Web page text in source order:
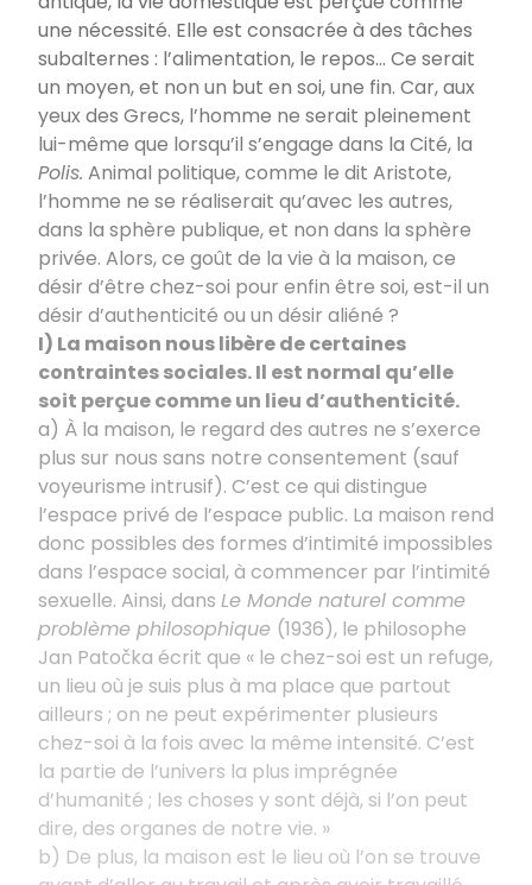
une nécessité. Elle est consacrée à des tâches
subalternes : l’alimentation, le repos… Ce serait
un moyen, et non un but en soi, une fin. Car, aux
yeux des Grecs, l’homme ne serait pleinement
lui-même que lorsqu’il s’engage dans la Cité, la
Polis. Animal politique, comme le dit Aristote,
l’homme ne se réaliserait qu’avec les autres,
dans la sphère publique, et non dans la sphère
privée. Alors, ce goût de la vie à la maison, ce
désir d’être chez-soi pour enfin être soi, est-il un
désir d’authenticité ou un désir aliéné ?
I) La maison nous libère de certaines
contraintes sociales. Il est normal qu’elle
soit perçue comme un lieu d’authenticité.
a) À la maison, le regard des autres ne s’exerce
plus sur nous sans notre consentement (sauf
voyeurisme intrusif). C’est ce qui distingue
l’espace privé de l’espace public. La maison rend
donc possibles des formes d’intimité impossibles
dans l’espace social, à commencer par l’intimité
sexuelle. Ainsi, dans Le Monde naturel comme
problème philosophique (1936), le philosophe
Jan Patočka écrit que « le chez-soi est un refuge,
un lieu où je suis plus à ma place que partout
ailleurs ; on ne peut expérimenter plusieurs
chez-soi à la fois avec la même intensité. C’est
la partie de l’univers la plus imprégnée
d’humanité ; les choses y sont déjà, si l’on peut
dire, des organes de notre vie. »
b) De plus, la maison est le lieu où l’on se trouve